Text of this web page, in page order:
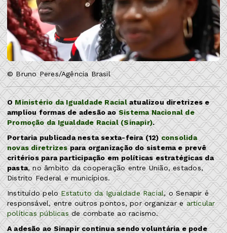
© Bruno Peres/Agência Brasil
O Ministério da Igualdade Racialatualizou diretrizes e
ampliou formas de adesão aoSistema Nacional de
Promoção da Igualdade Racial (Sinapir).
Portaria publicada nesta sexta-feira (12)consolida
novas diretrizespara organização do sistema e prevê
critérios para participação em políticas estratégicas da
pasta, no âmbito da cooperação entre União, estados,
Distrito Federal e municípios.
Instituído peloEstatuto da Igualdade Racial, o Senapir é
responsável, entre outros pontos, por organizar earticular
políticas públicasde combate ao racismo.
A adesão ao Sinapir continua sendo voluntária e pode